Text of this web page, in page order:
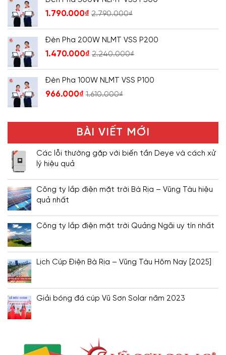
1.790.000₫ 2.790.000₫
Đèn Pha 200W NLMT VSS P200
1.470.000₫ 2.240.000₫
Đèn Pha 100W NLMT VSS P100
966.000₫ 1.610.000₫
BÀI VIẾT MỚI
Các lỗi thường gặp với biến tần Deye và cách xử
lý hiệu quả
Công ty lắp điện mặt trời Bà Rịa – Vũng Tàu hiệu
quả nhất
Công ty lắp điện mặt trời Quảng Ngãi uy tín nhất
Lịch Cúp Điện Bà Rịa – Vũng Tàu Hôm Nay [2025]
Giải bóng đá cúp Vũ Sơn Solar năm 2023